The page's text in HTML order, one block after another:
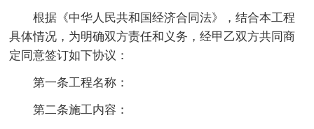
根据《中华人民共和国经济合同法》，结合本工程
具体情况，为明确双方责任和义务，经甲乙双方共同商
定同意签订如下协议：
第一条工程名称：
第二条施工内容：